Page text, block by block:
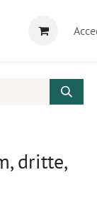
dritte,